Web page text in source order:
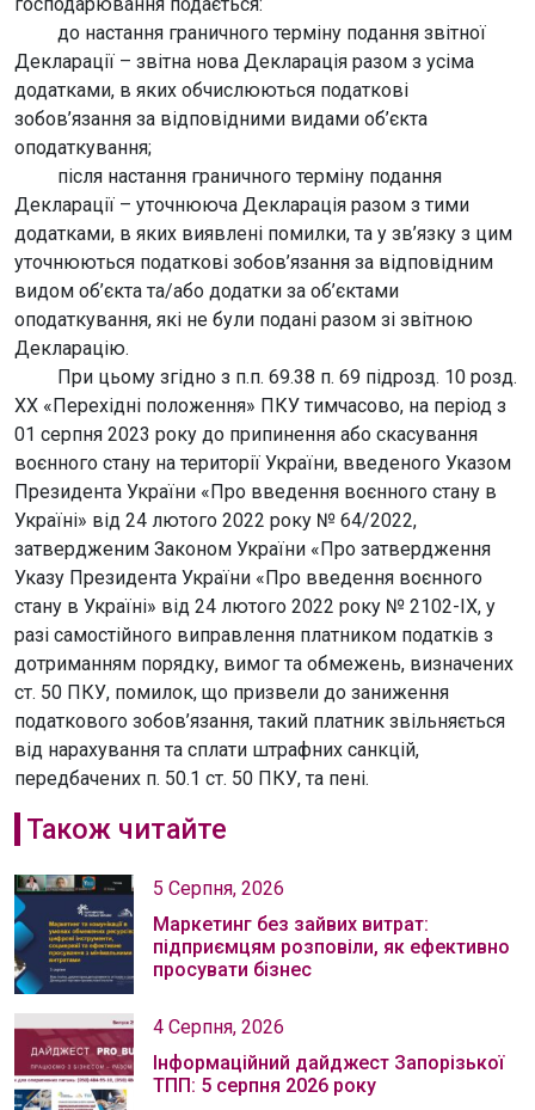
до настання граничного терміну подання звітної
Декларації – звітна нова Декларація разом з усіма
додатками, в яких обчислюються податкові
зобов’язання за відповідними видами об’єкта
оподаткування;
після настання граничного терміну подання
Декларації – уточнююча Декларація разом з тими
додатками, в яких виявлені помилки, та у зв’язку з цим
уточнюються податкові зобов’язання за відповідним
видом об’єкта та/або додатки за об’єктами
оподаткування, які не були подані разом зі звітною
Декларацію.
При цьому згідно з п.п. 69.38 п. 69 підрозд. 10 розд.
XX «Перехідні положення» ПКУ тимчасово, на період з
01 серпня 2023 року до припинення або скасування
воєнного стану на території України, введеного Указом
Президента України «Про введення воєнного стану в
Україні» від 24 лютого 2022 року № 64/2022,
затвердженим Законом України «Про затвердження
Указу Президента України «Про введення воєнного
стану в Україні» від 24 лютого 2022 року № 2102-IX, у
разі самостійного виправлення платником податків з
дотриманням порядку, вимог та обмежень, визначених
ст. 50 ПКУ, помилок, що призвели до заниження
податкового зобов’язання, такий платник звільняється
від нарахування та сплати штрафних санкцій,
передбачених п. 50.1 ст. 50 ПКУ, та пені.
Також читайте
5 Серпня, 2026
Маркетинг без зайвих витрат:
підприємцям розповіли, як ефективно
просувати бізнес
4 Серпня, 2026
Інформаційний дайджест Запорізької
ТПП: 5 серпня 2026 року